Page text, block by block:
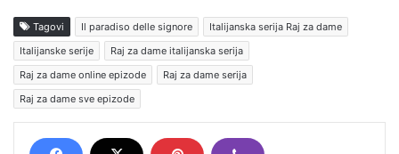
Tagovi Il paradiso delle signore
Italijanska serija Raj za dame
Italijanske serije
Raj za dame italijanska serija
Raj za dame online epizode
Raj za dame serija
Raj za dame sve epizode